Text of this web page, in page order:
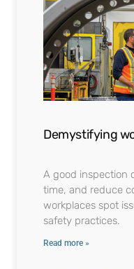
Demystifying
A good inspection
time, and reduce
workplaces spot
safety practices.
Read more »